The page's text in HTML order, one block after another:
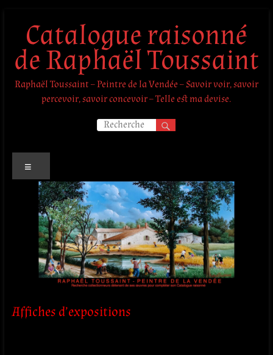
contenuCatalogue raisonné
de Raphaël Toussaint
Raphaël Toussaint – Peintre de la Vendée – Savoir voir, savoir
percevoir, savoir concevoir – Telle est ma devise.
Affiches d’expositions